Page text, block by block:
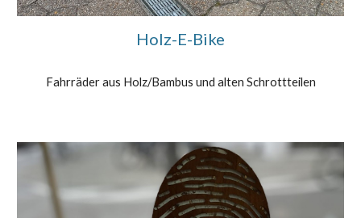
Holz-E-Bike
Fahrräder aus Holz/Bambus und alten Schrottteilen